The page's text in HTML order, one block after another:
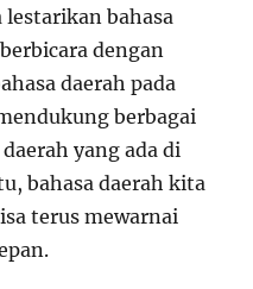
bahasa
dengan
daerah pada
berbagai
yang ada di
bahasa daerah kita
terus mewarnai